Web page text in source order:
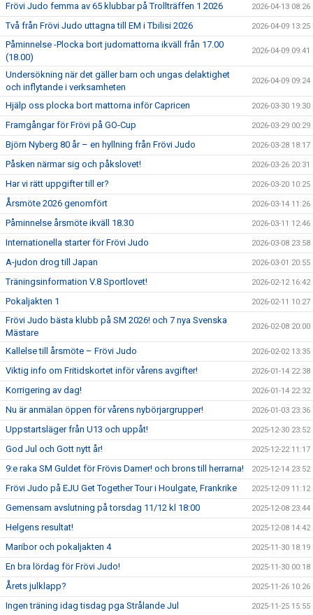
Frövi Judo femma av 65 klubbar på Trollträffen 1 2026 2026-04-13 08:26
Två från Frövi Judo uttagna till EM i Tbilisi 2026 2026-04-09 13:25
Påminnelse -Plocka bort judomattorna ikväll från 17.00
(18.00)
2026-04-09 09:41
Undersökning när det gäller barn och ungas delaktighet
och inflytande i verksamheten
2026-04-09 09:24
Hjälp oss plocka bort mattorna inför Capricen 2026-03-30 19:30
Framgångar för Frövi på GO-Cup 2026-03-29 00:29
Björn Nyberg 80 år – en hyllning från Frövi Judo 2026-03-28 18:17
Påsken närmar sig och påkslovet! 2026-03-26 20:31
Har vi rätt uppgifter till er? 2026-03-20 10:25
Årsmöte 2026 genomfört 2026-03-14 11:26
Påminnelse årsmöte ikväll 18.30 2026-03-11 12:46
Internationella starter för Frövi Judo 2026-03-08 23:58
A-judon drog till Japan 2026-03-01 20:55
Träningsinformation V.8 Sportlovet! 2026-02-12 16:42
Pokaljakten 1 2026-02-11 10:27
Frövi Judo bästa klubb på SM 2026! och 7 nya Svenska
Mästare
2026-02-08 20:00
Kallelse till årsmöte – Frövi Judo 2026-02-02 13:35
Viktig info om Fritidskortet inför vårens avgifter! 2026-01-14 22:38
Korrigering av dag! 2026-01-14 22:32
Nu är anmälan öppen för vårens nybörjargrupper! 2026-01-03 23:36
Uppstartsläger från U13 och uppåt! 2025-12-30 23:52
God Jul och Gott nytt år! 2025-12-22 11:17
9:e raka SM Guldet för Frövis Damer! och brons till herrarna! 2025-12-14 23:52
Frövi Judo på EJU Get Together Tour i Houlgate, Frankrike 2025-12-09 11:12
Gemensam avslutning på torsdag 11/12 kl 18:00 2025-12-08 23:44
Helgens resultat! 2025-12-08 14:42
Maribor och pokaljakten 4 2025-11-30 18:19
En bra lördag för Frövi Judo! 2025-11-30 00:18
Årets julklapp? 2025-11-26 10:26
Ingen träning idag tisdag pga Strålande Jul 2025-11-25 15:55